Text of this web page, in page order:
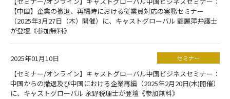
【中国】企業の撤退、再編時における従業員対応の実務セミナー
（2025年3月27日（木）開催）に、キャストグローバル 顧麗萍弁護士
が登壇《参加無料》
2025年01月10日 セミナー
【セミナー/オンライン】キャストグローバル中国ビジネスセミナー：
中国からの撤退及び中国における企業再編（2025年2月20日(木)開催）
に、キャストグローバル 永野税理士が登壇《参加無料》